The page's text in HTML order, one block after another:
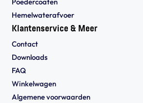
Hemelwaterafvoer
Klantenservice & Meer
Contact
Downloads
FAQ
Winkelwagen
Algemene voorwaarden